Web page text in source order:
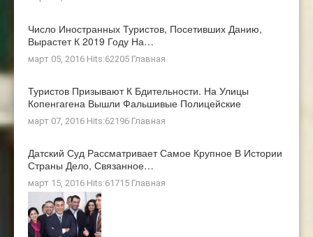
Число Иностранных Туристов, Посетивших Данию,
Вырастет К 2019 Году На…
март 05, 2016 Hits:62205 Главная
Туристов Призывают К Бдительности. На Улицы
Копенгагена Вышли Фальшивые Полицейские
март 07, 2016 Hits:62196 Главная
Датский Суд Рассматривает Самое Крупное В Истории
Страны Дело, Связанное…
март 15, 2016 Hits:61715 Главная